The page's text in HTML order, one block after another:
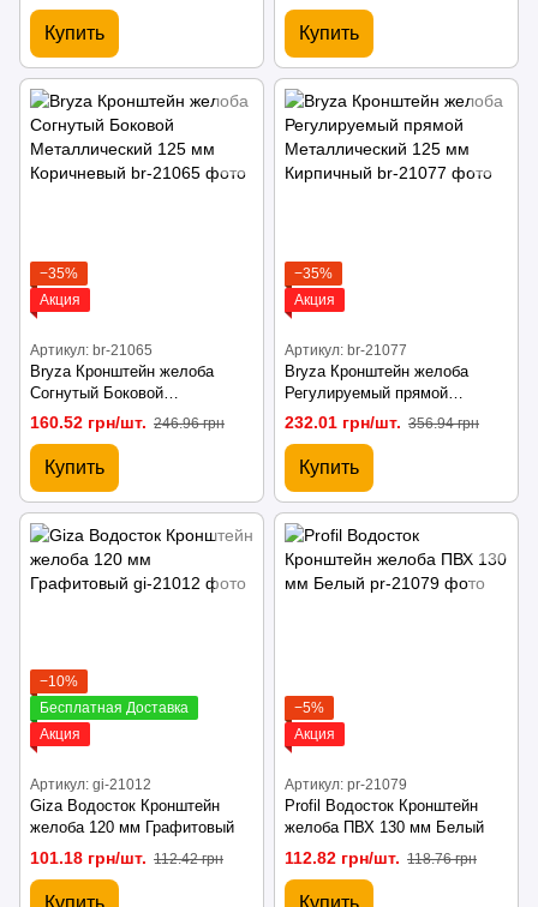
Купить Купить
−35%
Акция
Артикул: br-21065
Bryza Кронштейн желоба
Согнутый Боковой
Металлический 125 мм
Коричневый
160.52 грн/шт. 246.96 грн
Купить
−35%
Акция
Артикул: br-21077
Bryza Кронштейн желоба
Регулируемый прямой
Металлический 125 мм
Кирпичный
232.01 грн/шт. 356.94 грн
Купить
−10%
Бесплатная Доставка
Акция
Артикул: gi-21012
Giza Водосток Кронштейн
желоба 120 мм Графитовый
101.18 грн/шт. 112.42 грн
Купить
−5%
Акция
Артикул: pr-21079
Profil Водосток Кронштейн
желоба ПВХ 130 мм Белый
112.82 грн/шт. 118.76 грн
Купить